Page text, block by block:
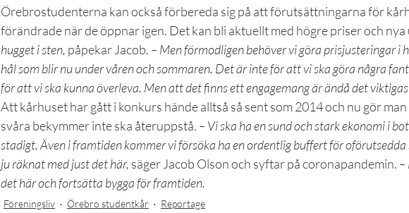
Örebrostudenterna kan också förbereda sig på att förutsättningarna för
förändrade när de öppnar igen. Det kan bli aktuellt med högre priser och nya
hugget i sten, påpekar Jacob. – Men förmodligen behöver vi göra prisjusteringar i
hål som blir nu under våren och sommaren. Det är inte för att vi ska göra några
för att vi ska kunna överleva. Men att det finns ett engagemang är ändå det
Att kårhuset har gått i konkurs hände alltså så sent som 2014 och nu gör
svåra bekymmer inte ska återuppstå. – Vi ska ha en sund och stark ekonomi i
stadigt. Även i framtiden kommer vi försöka ha en ordentlig buffert för oförutsedda
ju räknat med just det här, säger Jacob Olson och syftar på coronapandemin. –
det här och fortsätta bygga för framtiden.
Föreningsliv Örebro studentkår Reportage